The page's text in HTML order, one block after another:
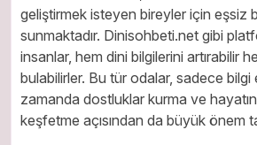
geliştirmek isteyen bireyler için eşsiz
sunmaktadır. Dinisohbeti.net gibi
insanlar, hem dini bilgilerini artırabilir
bulabilirler. Bu tür odalar, sadece bilgi
zamanda dostluklar kurma ve
keşfetme açısından da büyük önem